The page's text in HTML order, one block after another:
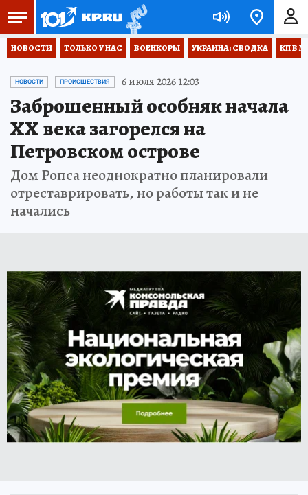
НОВОСТИ ТОЛЬКО У НАС ВОЕНКОРЫ УКРАИНА: СВОДКА КП В
НОВОСТИ ПРОИСШЕСТВИЯ 6 июля 2026 12:03
Заброшенный особняк начала
ХХ века загорелся на
Петровском острове
Дом Ропса неоднократно планировали
отреставрировать, но работы так и не
начались